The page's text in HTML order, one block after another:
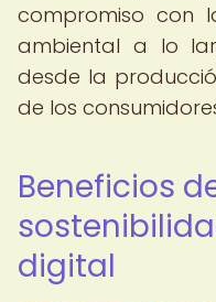
compromiso con
ambiental a lo
desde la
de los
Beneficios
digital